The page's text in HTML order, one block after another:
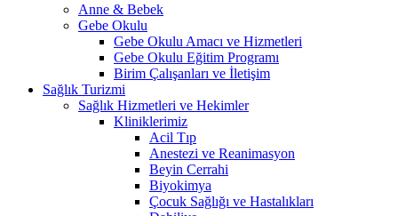
Anne & Bebek
Gebe Okulu
Gebe Okulu Amacı ve Hizmetleri
Gebe Okulu Eğitim Programı
Birim Çalışanları ve İletişim
Sağlık Turizmi
Sağlık Hizmetleri ve Hekimler
Kliniklerimiz
Acil Tıp
Anestezi ve Reanimasyon
Beyin Cerrahi
Biyokimya
Çocuk Sağlığı ve Hastalıkları